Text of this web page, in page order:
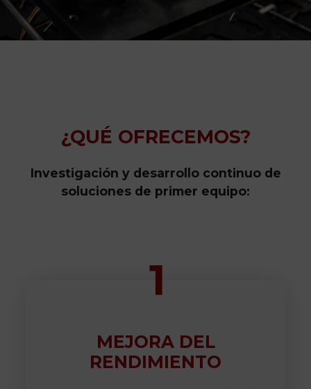
¿QUÉ OFRECEMOS?
Investigación y desarrollo continuo de
soluciones de primer equipo:
MEJORA DEL
RENDIMIENTO